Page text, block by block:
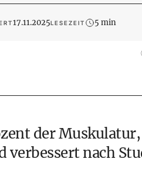
17.11.2025LESEZEIT 5 min
der
verbessert nach